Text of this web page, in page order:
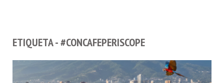
ETIQUETA - #CONCAFEPERISCOPE